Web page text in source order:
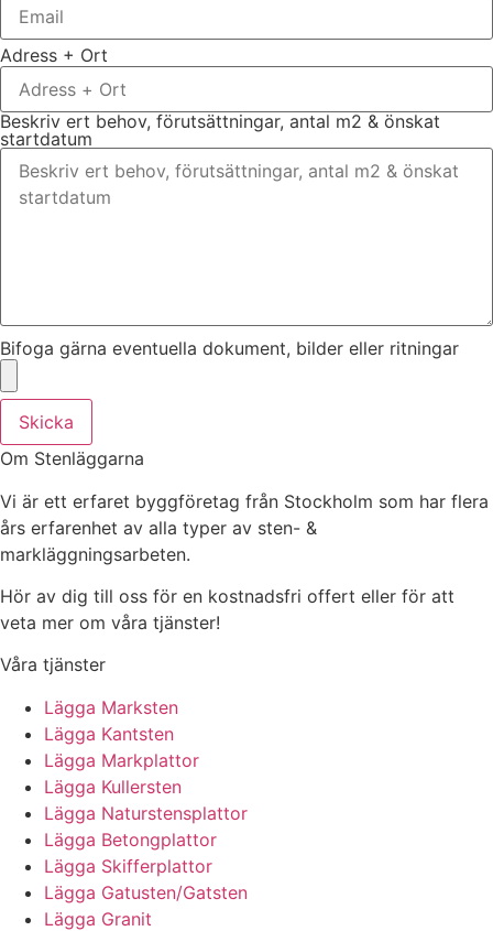
Adress + Ort
Beskriv ert behov, förutsättningar, antal m2 & önskat
startdatum
Bifoga gärna eventuella dokument, bilder eller ritningar
Skicka
Om Stenläggarna
Vi är ett erfaret byggföretag från Stockholm som har flera
års erfarenhet av alla typer av sten- &
markläggningsarbeten.
Hör av dig till oss för en kostnadsfri offert eller för att
veta mer om våra tjänster!
Våra tjänster
Lägga Marksten
Lägga Kantsten
Lägga Markplattor
Lägga Kullersten
Lägga Naturstensplattor
Lägga Betongplattor
Lägga Skifferplattor
Lägga Gatusten/Gatsten
Lägga Granit